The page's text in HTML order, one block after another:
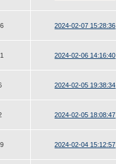
2024-02-07 15:28:36
2024-02-06 14:16:40
2024-02-05 19:38:34
2024-02-05 18:08:47
2024-02-04 15:12:57